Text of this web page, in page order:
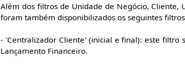
Além dos filtros de Unidade de Negócio, Cliente,
foram também disponibilizados os seguintes
- 'Centralizador Cliente' (inicial e final): este filtro
Lançamento Financeiro.